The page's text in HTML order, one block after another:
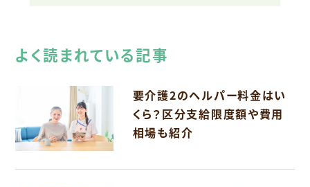
よく読まれている記事
要介護2のヘルパー料金はい
くら？区分支給限度額や費用
相場も紹介